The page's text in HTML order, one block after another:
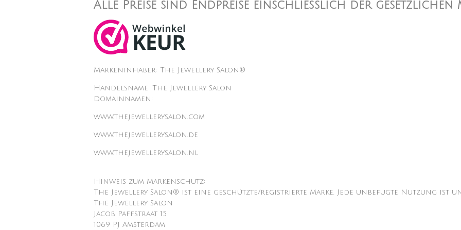
Alle Preise sind Endpreise einschließlich der gesetzlichen
Markeninhaber: The Jewellery Salon®
Handelsname: The Jewellery Salon
Domainnamen:
www.thejewellerysalon.com
www.thejewellerysalon.de
www.thejewellerysalon.nl
Hinweis zum Markenschutz:
The Jewellery Salon® ist eine geschützte/registrierte Marke. Jede unbefugte Nutzung ist
The Jewellery Salon
Jacob Paffstraat 15
1069 PJ Amsterdam